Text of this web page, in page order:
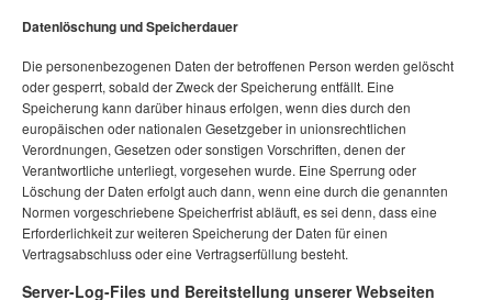
Datenlöschung und Speicherdauer
Die personenbezogenen Daten der betroffenen Person werden gelöscht
oder gesperrt, sobald der Zweck der Speicherung entfällt. Eine
Speicherung kann darüber hinaus erfolgen, wenn dies durch den
europäischen oder nationalen Gesetzgeber in unionsrechtlichen
Verordnungen, Gesetzen oder sonstigen Vorschriften, denen der
Verantwortliche unterliegt, vorgesehen wurde. Eine Sperrung oder
Löschung der Daten erfolgt auch dann, wenn eine durch die genannten
Normen vorgeschriebene Speicherfrist abläuft, es sei denn, dass eine
Erforderlichkeit zur weiteren Speicherung der Daten für einen
Vertragsabschluss oder eine Vertragserfüllung besteht.
Server-Log-Files und Bereitstellung unserer Webseiten